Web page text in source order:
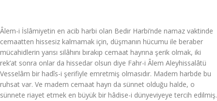
Âlem-i İslâmiyetin en acib harbi olan Bedir Harbi’nde namaz vaktinde
cemaatten hissesiz kalmamak için, düşmanın hücumu ile beraber
mücahidlerin yarısı silâhını bırakıp cemaat hayrına şerik olmak, iki
rek’at sonra onlar da hissedar olsun diye Fahr-i Âlem Aleyhissalâtü
Vesselâm bir hadîs-i şerifiyle emretmiş olmasıdır. Madem harbde bu
ruhsat var. Ve madem cemaat hayrı da sünnet olduğu halde, o
sünnete riayet etmek en büyük bir hâdise-i dünyeviyeye tercih edilmiş.